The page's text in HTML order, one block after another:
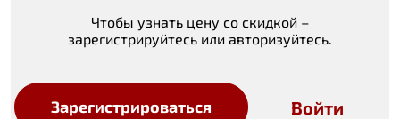
Чтобы узнать цену со скидкой –
зарегистрируйтесь или авторизуйтесь.
Зарегистрироваться Войти